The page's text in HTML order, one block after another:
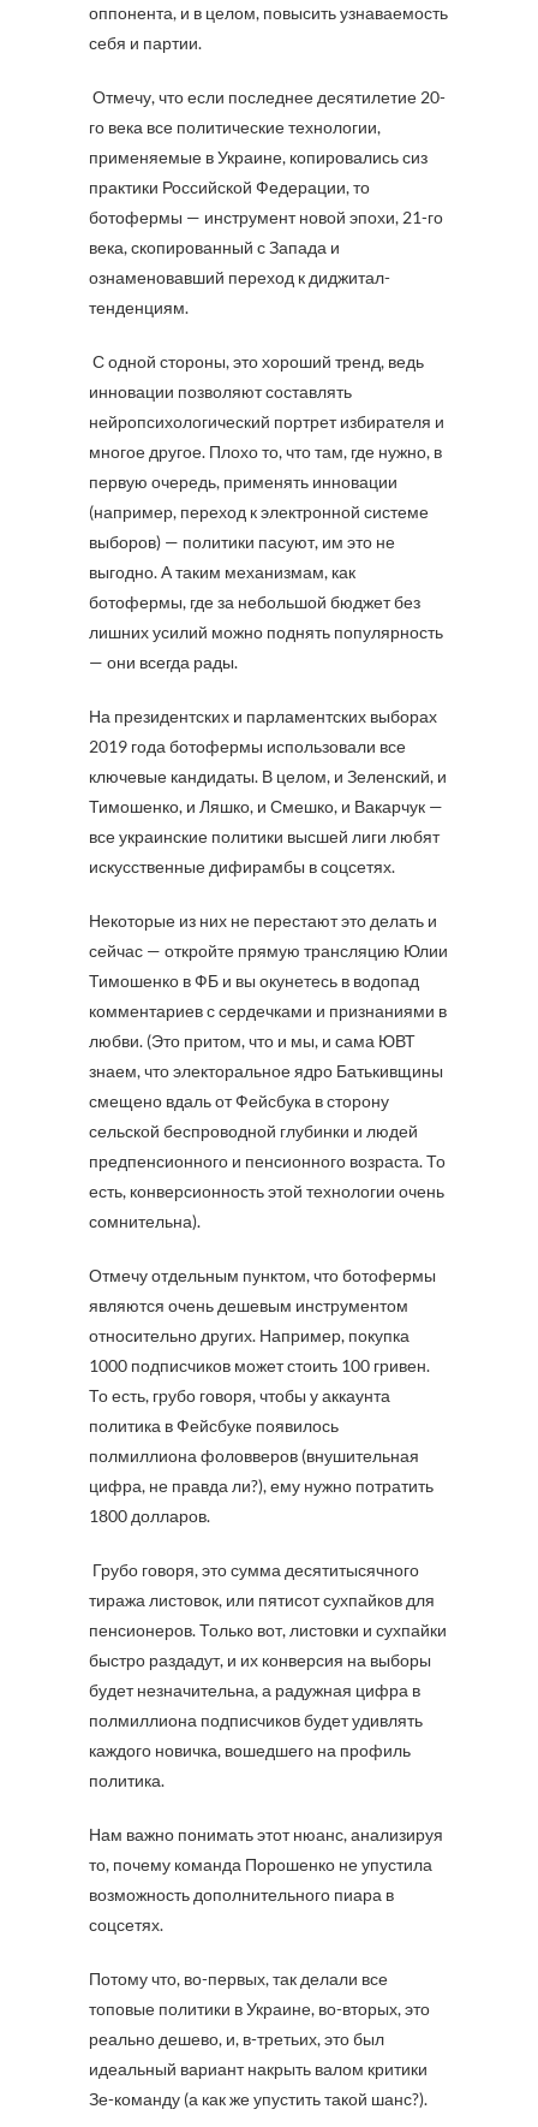
оппонента, и в целом, повысить узнаваемость
себя и партии.
Отмечу, что если последнее десятилетие 20-
го века все политические технологии,
применяемые в Украине, копировались сиз
практики Российской Федерации, то
ботофермы — инструмент новой эпохи, 21-го
века, скопированный с Запада и
ознаменовавший переход к диджитал-
тенденциям.
С одной стороны, это хороший тренд, ведь
инновации позволяют составлять
нейропсихологический портрет избирателя и
многое другое. Плохо то, что там, где нужно, в
первую очередь, применять инновации
(например, переход к электронной системе
выборов) — политики пасуют, им это не
выгодно. А таким механизмам, как
ботофермы, где за небольшой бюджет без
лишних усилий можно поднять популярность
— они всегда рады.
На президентских и парламентских выборах
2019 года ботофермы использовали все
ключевые кандидаты. В целом, и Зеленский, и
Тимошенко, и Ляшко, и Смешко, и Вакарчук —
все украинские политики высшей лиги любят
искусственные дифирамбы в соцсетях.
Некоторые из них не перестают это делать и
сейчас — откройте прямую трансляцию Юлии
Тимошенко в ФБ и вы окунетесь в водопад
комментариев с сердечками и признаниями в
любви. (Это притом, что и мы, и сама ЮВТ
знаем, что электоральное ядро Батькивщины
смещено вдаль от Фейсбука в сторону
сельской беспроводной глубинки и людей
предпенсионного и пенсионного возраста. То
есть, конверсионность этой технологии очень
сомнительна).
Отмечу отдельным пунктом, что ботофермы
являются очень дешевым инструментом
относительно других. Например, покупка
1000 подписчиков может стоить 100 гривен.
То есть, грубо говоря, чтобы у аккаунта
политика в Фейсбуке появилось
полмиллиона фоловверов (внушительная
цифра, не правда ли?), ему нужно потратить
1800 долларов.
Грубо говоря, это сумма десятитысячного
тиража листовок, или пятисот сухпайков для
пенсионеров. Только вот, листовки и сухпайки
быстро раздадут, и их конверсия на выборы
будет незначительна, а радужная цифра в
полмиллиона подписчиков будет удивлять
каждого новичка, вошедшего на профиль
политика.
Нам важно понимать этот нюанс, анализируя
то, почему команда Порошенко не упустила
возможность дополнительного пиара в
соцсетях.
Потому что, во-первых, так делали все
топовые политики в Украине, во-вторых, это
реально дешево, и, в-третьих, это был
идеальный вариант накрыть валом критики
Зе-команду (а как же упустить такой шанс?).